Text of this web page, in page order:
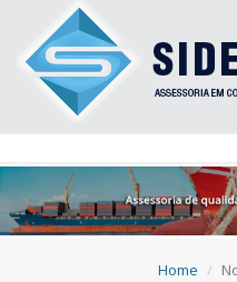
Home